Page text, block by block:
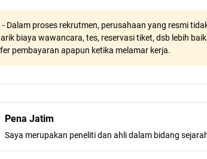
- Dalam proses rekrutmen, perusahaan yang resmi
biaya wawancara, tes, reservasi tiket, dsb lebih
pembayaran apapun ketika melamar kerja.
Pena Jatim
Saya merupakan peneliti dan ahli dalam bidang